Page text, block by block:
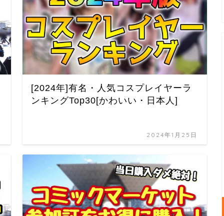
[2024年]有名・人気コスプレイヤーラ
ンキングTop30[かわいい・日本人]
2024年1月25日